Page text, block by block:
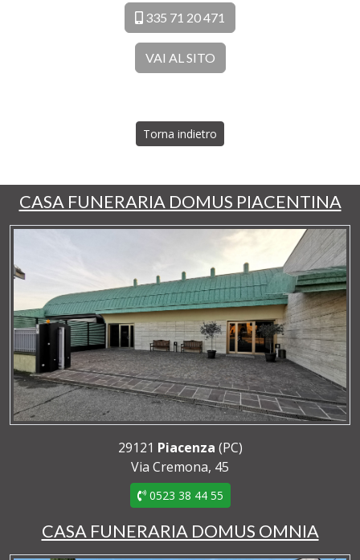
335 71 20 471
VAI AL SITO
Torna indietro
CASA FUNERARIA DOMUS PIACENTINA
29121 Piacenza (PC)
Via Cremona, 45
0523 38 44 55
CASA FUNERARIA DOMUS OMNIA